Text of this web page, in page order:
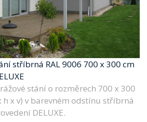
stříbrná RAL 9006 700 x 300 cm
stání o rozměrech 700 x 300
h x v) v barevném odstínu stříbrná
DELUXE.